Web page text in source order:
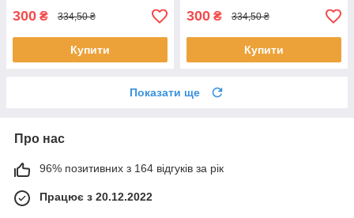
300 ₴ 334,50 ₴
Купити
300 ₴ 334,50 ₴
Купити
Показати ще
Про нас
96% позитивних з 164 відгуків за рік
Працює з 20.12.2022